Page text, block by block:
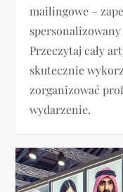
mailingowe –
Przeczytaj cały
skutecznie
zorganizować
wydarzenie.